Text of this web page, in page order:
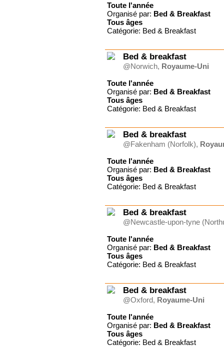
Toute l'année
Organisé par: Bed & Breakfast
Tous âges
Catégorie: Bed & Breakfast
Bed & breakfast
@Norwich, Royaume-Uni
Toute l'année
Organisé par: Bed & Breakfast
Tous âges
Catégorie: Bed & Breakfast
Bed & breakfast
@Fakenham (Norfolk),
Toute l'année
Organisé par: Bed & Breakfast
Tous âges
Catégorie: Bed & Breakfast
Bed & breakfast
@Newcastle-upon-tyne
Toute l'année
Organisé par: Bed & Breakfast
Tous âges
Catégorie: Bed & Breakfast
Bed & breakfast
@Oxford, Royaume-Uni
Toute l'année
Organisé par: Bed & Breakfast
Tous âges
Catégorie: Bed & Breakfast